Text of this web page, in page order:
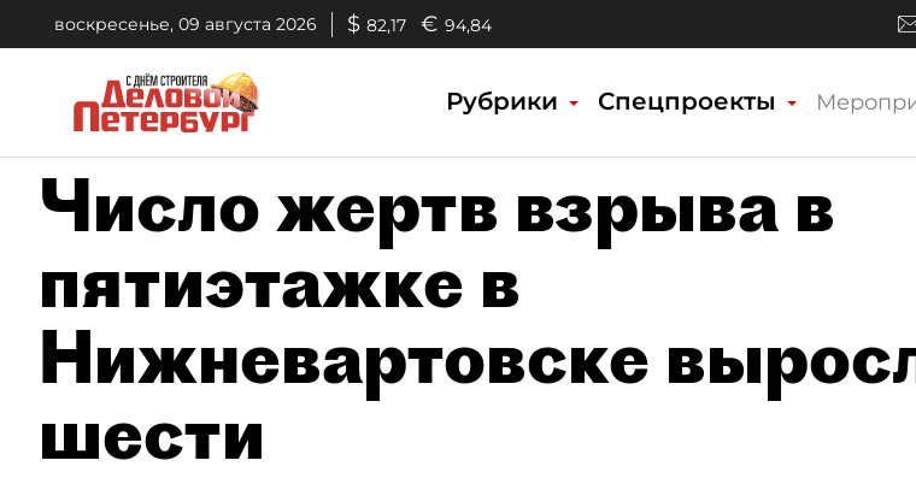
воскресенье, 09 августа 2026 $ 82,17 € 94,84
Рубрики Спецпроекты
Число жертв взрыва в
пятиэтажке в
Нижневартовске
шести